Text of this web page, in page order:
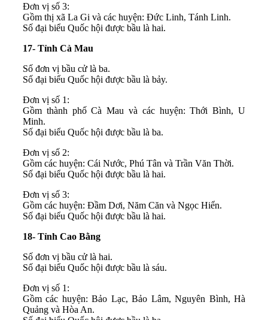
Đơn vị số 3:
Gồm thị xã La Gi và các huyện: Đức Linh, Tánh Linh.
Số đại biểu Quốc hội được bầu là hai.
17- Tỉnh Cà Mau
Số đơn vị bầu cử là ba.
Số đại biểu Quốc hội được bầu là bảy.
Đơn vị số 1:
Gồm thành phố Cà Mau và các huyện: Thới Bình, U
Minh.
Số đại biểu Quốc hội được bầu là ba.
Đơn vị số 2:
Gồm các huyện: Cái Nước, Phú Tân và Trần Văn Thời.
Số đại biểu Quốc hội được bầu là hai.
Đơn vị số 3:
Gồm các huyện: Đầm Dơi, Năm Căn và Ngọc Hiển.
Số đại biểu Quốc hội được bầu là hai.
18- Tỉnh Cao Bằng
Số đơn vị bầu cử là hai.
Số đại biểu Quốc hội được bầu là sáu.
Đơn vị số 1:
Gồm các huyện: Bảo Lạc, Bảo Lâm, Nguyên Bình, Hà
Quảng và Hòa An.